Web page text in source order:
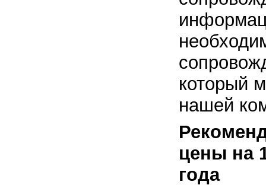
который
нашей
цены на
года